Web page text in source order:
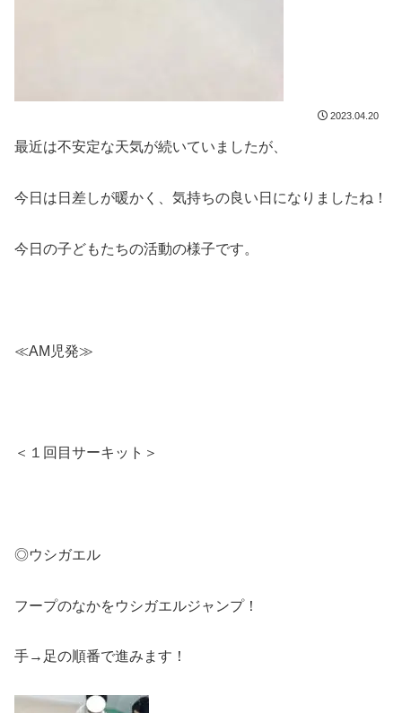
2023.04.20
最近は不安定な天気が続いていましたが、
今日は日差しが暖かく、気持ちの良い日になりましたね！
今日の子どもたちの活動の様子です。
≪AM児発≫
＜１回目サーキット＞
◎ウシガエル
フープのなかをウシガエルジャンプ！
手→足の順番で進みます！